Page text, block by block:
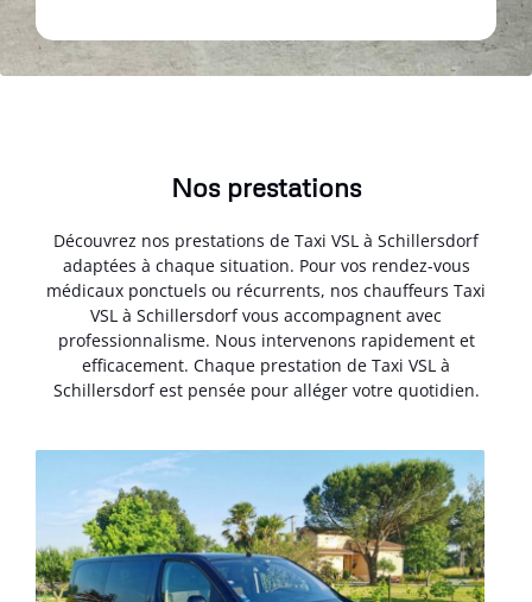
Nos prestations
Découvrez nos prestations de Taxi VSL à Schillersdorf
adaptées à chaque situation. Pour vos rendez-vous
médicaux ponctuels ou récurrents, nos chauffeurs Taxi
VSL à Schillersdorf vous accompagnent avec
professionnalisme. Nous intervenons rapidement et
efficacement. Chaque prestation de Taxi VSL à
Schillersdorf est pensée pour alléger votre quotidien.